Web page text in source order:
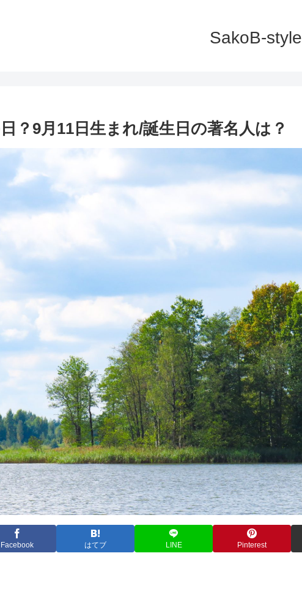
SakoB-style
？9月11日生まれ/誕生日の著名人は？
Facebook はてブ LINE Pinterest